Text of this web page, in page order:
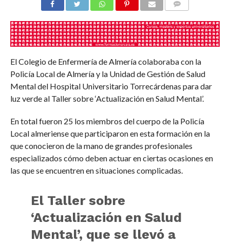
El Colegio de Enfermería de Almería colaboraba con la
Policía Local de Almería y la Unidad de Gestión de Salud
Mental del Hospital Universitario Torrecárdenas para dar
luz verde al Taller sobre ‘Actualización en Salud Mental’.
En total fueron 25 los miembros del cuerpo de la Policía
Local almeriense que participaron en esta formación en la
que conocieron de la mano de grandes profesionales
especializados cómo deben actuar en ciertas ocasiones en
las que se encuentren en situaciones complicadas.
El Taller sobre
‘Actualización en Salud
Mental’, que se llevó a